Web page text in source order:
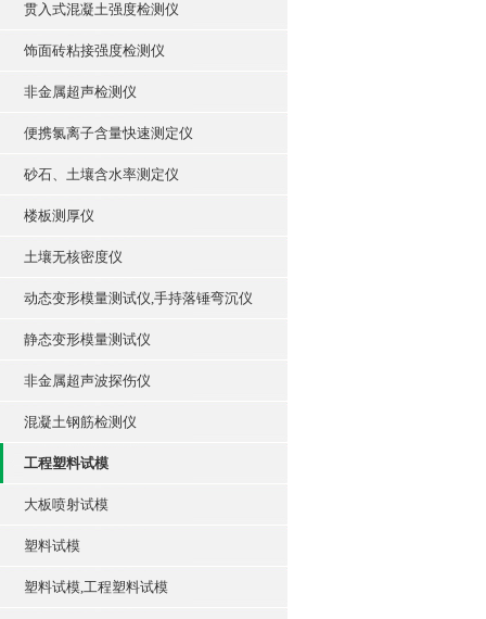
贯入式混凝土强度检测仪
饰面砖粘接强度检测仪
非金属超声检测仪
便携氯离子含量快速测定仪
砂石、土壤含水率测定仪
楼板测厚仪
土壤无核密度仪
动态变形模量测试仪,手持落锤弯沉仪
静态变形模量测试仪
非金属超声波探伤仪
混凝土钢筋检测仪
工程塑料试模
大板喷射试模
塑料试模
塑料试模,工程塑料试模